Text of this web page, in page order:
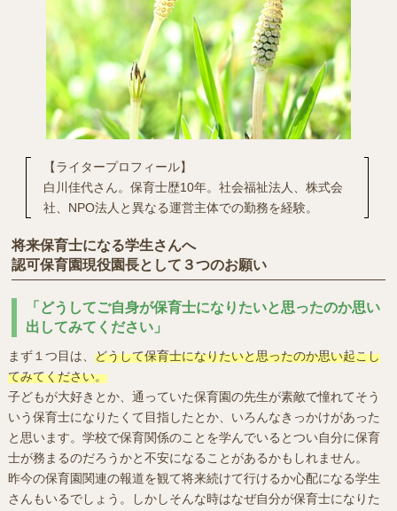
【ライタープロフィール】
白川佳代さん。保育士歴10年。社会福祉法人、株式会
社、NPO法人と異なる運営主体での勤務を経験。
将来保育士になる学生さんへ
認可保育園現役園長として３つのお願い
「どうしてご自身が保育士になりたいと思ったのか思い
出してみてください」
まず１つ目は、 どうして保育士になりたいと思ったのか思い起こし
てみてください。
子どもが大好きとか、通っていた保育園の先生が素敵で憧れてそう
いう保育士になりたくて目指したとか、いろんなきっかけがあった
と思います。学校で保育関係のことを学んでいるとつい自分に保育
士が務まるのだろうかと不安になることがあるかもしれません。
昨今の保育園関連の報道を観て将来続けて行けるか心配になる学生
さんもいるでしょう。しかしそんな時はなぜ自分が保育士になりた